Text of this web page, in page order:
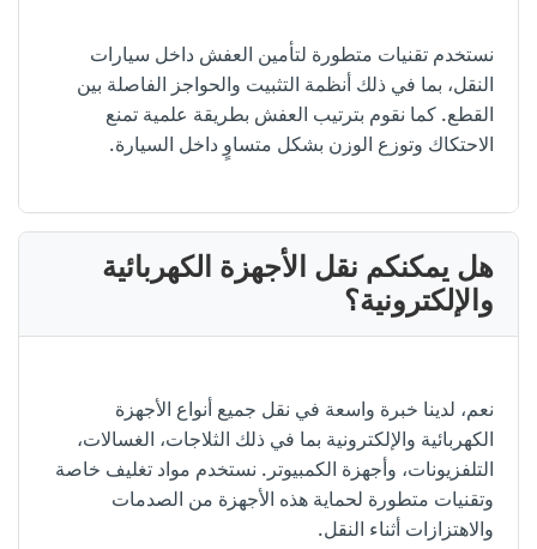
نستخدم تقنيات متطورة لتأمين العفش داخل سيارات
النقل، بما في ذلك أنظمة التثبيت والحواجز الفاصلة بين
القطع. كما نقوم بترتيب العفش بطريقة علمية تمنع
الاحتكاك وتوزع الوزن بشكل متساوٍ داخل السيارة.
هل يمكنكم نقل الأجهزة الكهربائية
والإلكترونية؟
نعم، لدينا خبرة واسعة في نقل جميع أنواع الأجهزة
الكهربائية والإلكترونية بما في ذلك الثلاجات، الغسالات،
التلفزيونات، وأجهزة الكمبيوتر. نستخدم مواد تغليف خاصة
وتقنيات متطورة لحماية هذه الأجهزة من الصدمات
والاهتزازات أثناء النقل.